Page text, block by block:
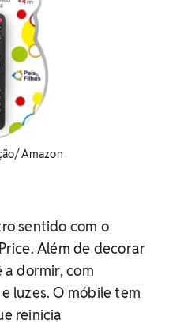
Amazon
sentido com o
Além de decorar
dormir, com
luzes. O móbile tem
reinicia